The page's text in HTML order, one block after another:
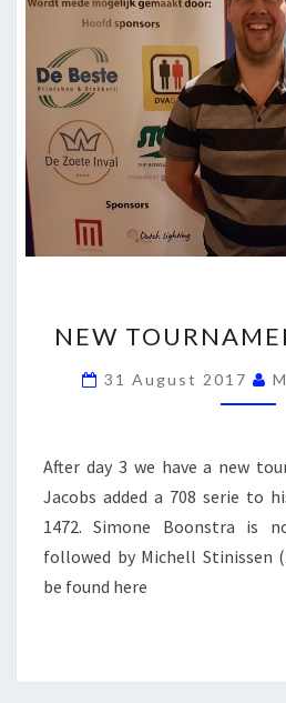
NEW
31 August 2017
After day 3 we have a new
Jacobs added a 708 serie to
1472. Simone Boonstra is
followed by Michell Stinissen
be found here